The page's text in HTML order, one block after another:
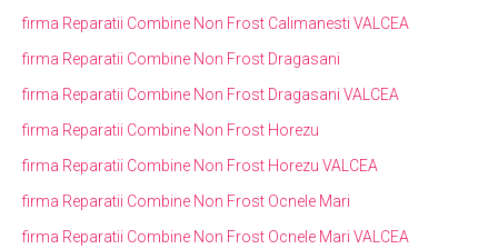
firma Reparatii Combine Non Frost Calimanesti VALCEA
firma Reparatii Combine Non Frost Dragasani
firma Reparatii Combine Non Frost Dragasani VALCEA
firma Reparatii Combine Non Frost Horezu
firma Reparatii Combine Non Frost Horezu VALCEA
firma Reparatii Combine Non Frost Ocnele Mari
firma Reparatii Combine Non Frost Ocnele Mari VALCEA